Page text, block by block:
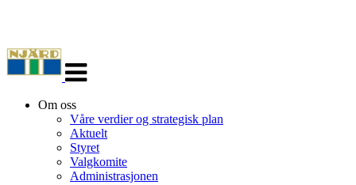
navigasjon
Om oss
Våre verdier og strategisk plan
Aktuelt
Styret
Valgkomite
Administrasjonen